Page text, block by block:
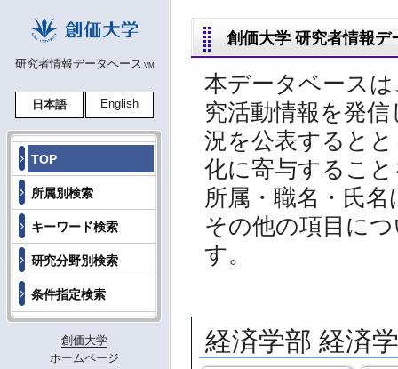
研究者情報データベース VM
日本語 English
TOP
所属別検索
キーワード検索
研究分野別検索
条件指定検索
創価大学
ホームページ
創価大学 研究者情報デ
本データベース
究活動情報を発
況を公表すると
化に寄与するこ
所属・職名・氏
その他の項目に
す。
経済学部 経済